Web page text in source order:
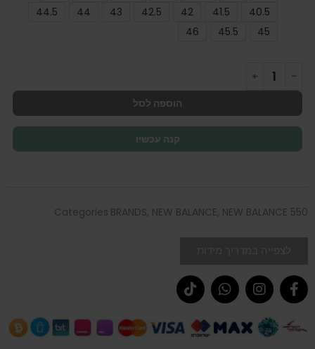
40.5
41.5
42
42.5
43
44
44.5
45
45.5
46
הוספה לסל
קנה עכשיו
Categories BRANDS, NEW BALANCE, NEW BALANCE 550